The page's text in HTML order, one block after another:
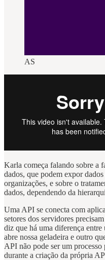
AS
Karla começa falando sobre a
dados, que podem expor
organizações, e sobre o
dados, dependendo da
Uma API se conecta com
setores dos servidores
diz que há uma diferença
abre nossa geladeira e outro
API não pode ser um processo
durante a criação da própria